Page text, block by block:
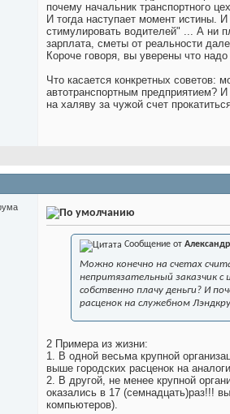
почему начальник транспортного
И тогда наступает момент истины.
стимулировать водителей" ... А ни
зарплата, сметы от реальности
Короче говоря, вы уверены что
Что касается конкретных советов:
автотранспортным предприятием?
на халяву за чужой счет
Сообщение от
Можно конечно на счетах
непритязательный заказчик с
собственно плачу деньги? И
расценок на служебном
2 Примера из жизни:
1. В одной весьма крупной
выше городских расценок на
2. В другой, не менее крупной
оказались в 17 (семнадцать)раз!!!
компьютеров).